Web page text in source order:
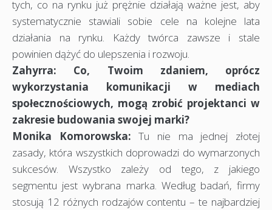
tych, co na rynku już prężnie działają ważne jest, aby
systematycznie stawiali sobie cele na kolejne lata
działania na rynku. Każdy twórca zawsze i stale
powinien dążyć do ulepszenia i rozwoju.
Zahyrra: Co, Twoim zdaniem, oprócz
wykorzystania komunikacji w mediach
społecznościowych, mogą zrobić projektanci w
zakresie budowania swojej marki?
Monika Komorowska: Tu nie ma jednej złotej
zasady, która wszystkich doprowadzi do wymarzonych
sukcesów. Wszystko zależy od tego, z jakiego
segmentu jest wybrana marka. Według badań, firmy
stosują 12 różnych rodzajów contentu – te najbardziej